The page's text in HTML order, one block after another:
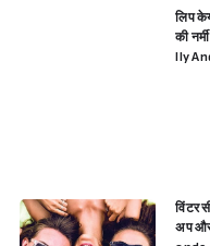
लिप
की
lly
विंटर
अप